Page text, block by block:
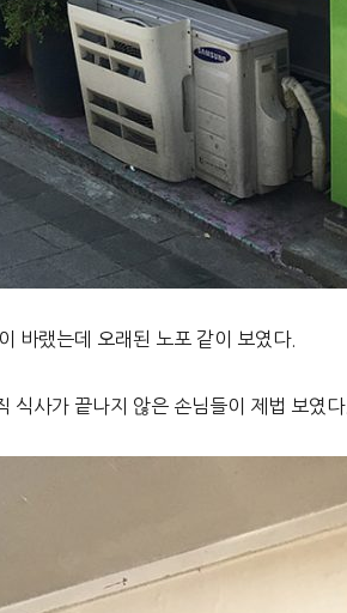
바랬는데 오래된 노포 같이 보였다.
식사가 끝나지 않은 손님들이 제법 보였다.